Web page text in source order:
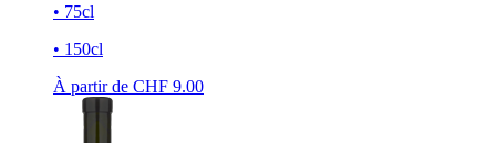
• 75cl
• 150cl
À partir de CHF 9.00